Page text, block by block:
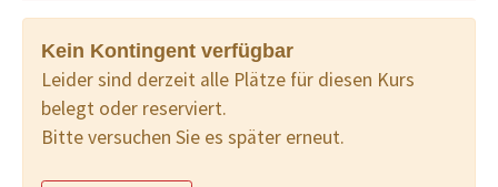
Kein Kontingent verfügbar
Leider sind derzeit alle Plätze für diesen Kurs
belegt oder reserviert.
Bitte versuchen Sie es später erneut.